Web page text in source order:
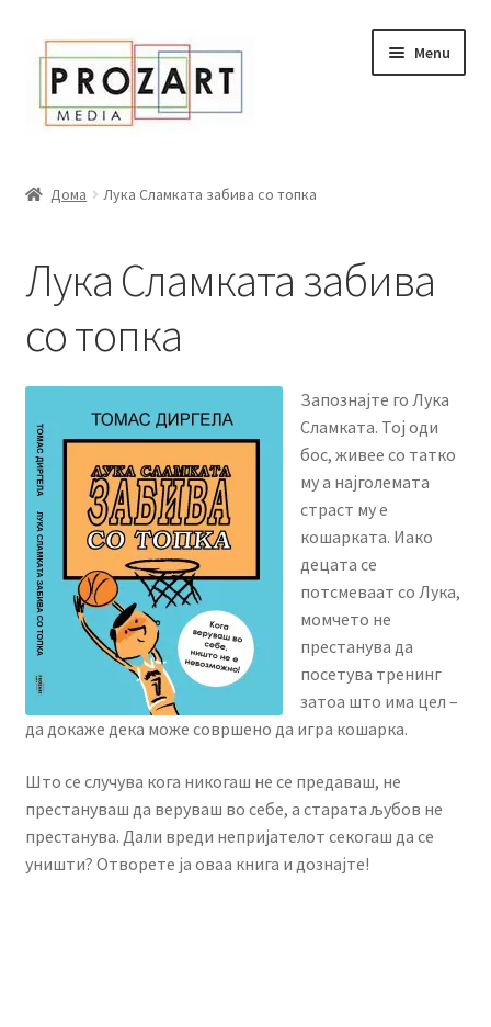
Оди
кон
навигација
Skip
content
Menu
Сите книги
Expand
child
Нашата мала библиотека
Новости
Промоции
Expand
Литературен фестивал
Literary Agency
child
Корисничка сметка
menu
Дома Лука Сламката забива со топка
Лука Сламката забива
со топка
Запознајте го Лука
Сламката. Тој оди
бос, живее со татко
му а најголемата
страст му е
кошарката. Иако
децата се
потсмеваат со Лука,
момчето не
престанува да
посетува тренинг
затоа што има цел –
да докаже дека може совршено да игра кошарка.
Што се случува кога никогаш не се предаваш, не
престануваш да веруваш во себе, а старата љубов не
престанува. Дали вреди непријателот секогаш да се
уништи? Отворете ја оваа книга и дознајте!